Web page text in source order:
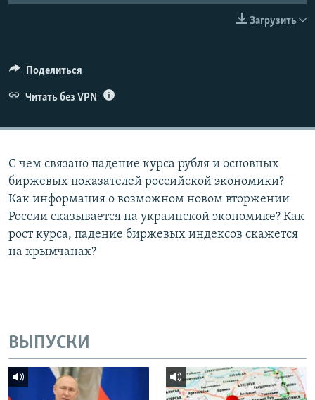
ELIFBE
УКРАИНСКАЯ ПРОБЛЕМА КРЫМА
Загрузить
Поделиться
Читать без VPN
С чем связано падение курса рубля и основных
биржевых показателей российской экономики?
Как информация о возможном новом вторжении
России сказывается на украинской экономике? Как
рост курса, падение биржевых индексов скажется
на крымчанах?
ВЫПУСКИ